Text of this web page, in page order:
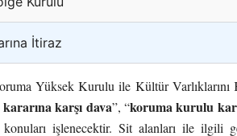
İtiraz
Yüksek Kurulu ile Kültür
karşı dava”, “koruma kurulu
işlenecektir. Sit alanları ile ilgili